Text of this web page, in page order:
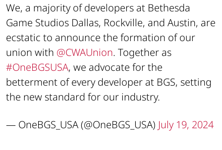
We, a majority of developers at Bethesda
Game Studios Dallas, Rockville, and Austin, are
ecstatic to announce the formation of our
union with @CWAUnion. Together as
#OneBGSUSA, we advocate for the
betterment of every developer at BGS, setting
the new standard for our industry.
— OneBGS_USA (@OneBGS_USA) July 19, 2024